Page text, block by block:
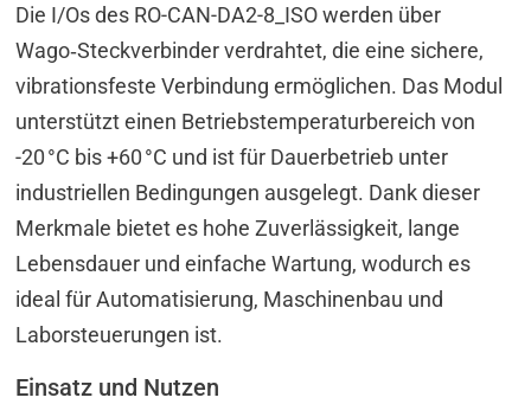
Die I/Os des RO-CAN-DA2-8_ISO werden über
Wago‑Steckverbinder verdrahtet, die eine sichere,
vibrationsfeste Verbindung ermöglichen. Das Modul
unterstützt einen Betriebstemperaturbereich von
-20 °C bis +60 °C und ist für Dauerbetrieb unter
industriellen Bedingungen ausgelegt. Dank dieser
Merkmale bietet es hohe Zuverlässigkeit, lange
Lebensdauer und einfache Wartung, wodurch es
ideal für Automatisierung, Maschinenbau und
Laborsteuerungen ist.
Einsatz und Nutzen